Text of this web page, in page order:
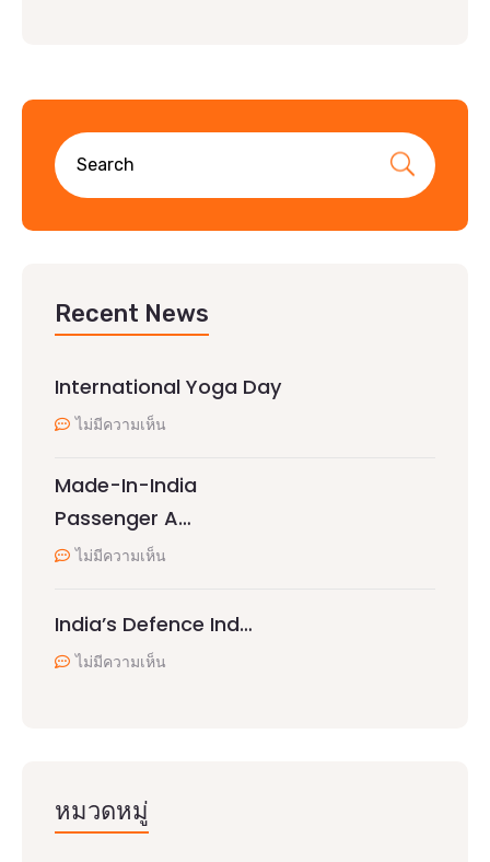
Recent News
International Yoga Day
ไม่มีความเห็น
Made-In-India
Passenger A…
ไม่มีความเห็น
India’s Defence Ind…
ไม่มีความเห็น
หมวดหมู่